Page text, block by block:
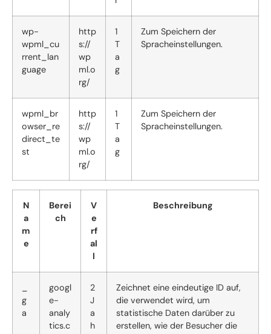
wp-
wpml_cu
rrent_lan
guage
http
s://
wp
ml.o
rg/
1
T
a
g
Zum Speichern der
Spracheinstellungen.
wpml_br
owser_re
direct_te
st
http
s://
wp
ml.o
rg/
1
T
a
g
Zum Speichern der
Spracheinstellungen.
N
a
m
e
Berei
ch
V
e
rf
al
l
Beschreibung
g
a
googl
e-
analy
tics.c
2
J
a
h
Zeichnet eine eindeutige ID auf,
die verwendet wird, um
statistische Daten darüber zu
erstellen, wie der Besucher die